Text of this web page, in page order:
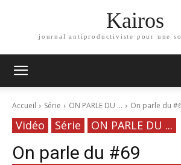
Kairos
journal antiproductiviste pour une
Accueil Série ON PARLE DU ... On parle du
Vidéo Série ON PARLE DU ...
On parle du #69